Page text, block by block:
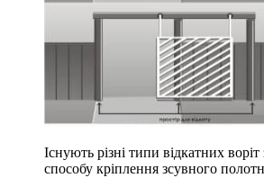
Існують різні типи відкатних
способу кріплення зсувного